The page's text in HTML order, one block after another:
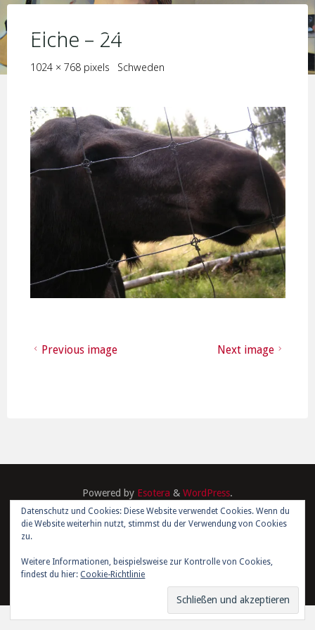
Skip
to
content Elche – 24
Full
1024 × 768 pixels Schweden
Previous image Next image
Powered by Esotera & WordPress.
©2026 Kim Joris Boström
Datenschutz und Cookies: Diese Website verwendet Cookies. Wenn du
die Website weiterhin nutzt, stimmst du der Verwendung von Cookies
zu.
Weitere Informationen, beispielsweise zur Kontrolle von Cookies,
findest du hier:Cookie-Richtlinie